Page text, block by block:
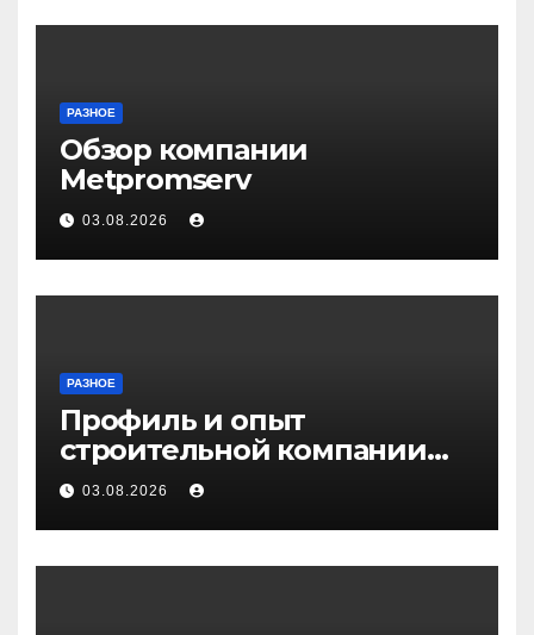
РАЗНОЕ
Обзор компании
Metpromserv
03.08.2026
РАЗНОЕ
Профиль и опыт
строительной компании
Медичи
03.08.2026